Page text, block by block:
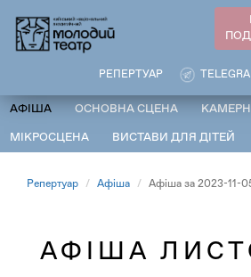
основного
РЕПЕРТУАР
АФІША ОСНОВНА СЦЕНА
МІКРОСЦЕНА ВИСТАВИ ДЛЯ ДІТЕЙ
Репертуар Афіша Афіша за 2023-11-
АФІША